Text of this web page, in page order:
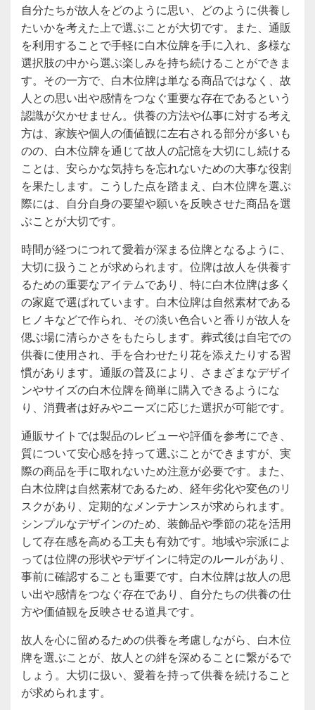
自分たちが故人をどのように思い、どのように供養し
たいかを考えた上で選ぶことが大切です。また、通販
を利用することで手軽に白木位牌を手に入れ、多様な
選択肢の中から選ぶ楽しみを持ち続けることができま
す。その一方で、白木位牌は単なる商品ではなく、故
人との思い出や感情をつなぐ重要な存在であるという
認識が欠かせません。供養の方法や仏事に対する考え
方は、家族や個人の価値観に左右される部分が多いも
のの、白木位牌を通じて故人の記憶を大切にし続ける
ことは、安らかな気持ちを忘れないための大事な役割
を果たします。こうした点を踏まえ、白木位牌を選ぶ
際には、自分自身の要望や願いを反映させた商品を選
ぶことが大切です。
時間が経つにつれて愛着が深まる位牌となるように、
大切に扱うことが求められます。位牌は故人を供養す
るための重要なアイテムであり、特に白木位牌は多く
の家庭で選ばれています。白木位牌は自然素材である
ヒノキなどで作られ、その淡い色合いと香りが故人を
偲ぶ場に清らかさをもたらします。葬式後は自宅での
供養に使用され、手を合わせたり花を添えたりする習
慣があります。通販の普及により、さまざまなデザイ
ンやサイズの白木位牌を簡単に購入できるようにな
り、消費者は好みやニーズに応じた選択が可能です。
通販サイトでは製品のレビューや評価を参考にでき、
質について安心感を持って選ぶことができますが、実
際の商品を手に取れないため注意が必要です。また、
白木位牌は自然素材であるため、経年劣化や変色のリ
スクがあり、定期的なメンテナンスが求められます。
シンプルなデザインのため、装飾品や季節の花を活用
して存在感を高める工夫も有効です。地域や宗派によ
っては位牌の形状やデザインに特定のルールがあり、
事前に確認することも重要です。白木位牌は故人の思
い出や感情をつなぐ存在であり、自分たちの供養の仕
方や価値観を反映させる道具です。
故人を心に留めるための供養を考慮しながら、白木位
牌を選ぶことが、故人との絆を深めることに繋がるで
しょう。大切に扱い、愛着を持って供養を続けること
が求められます。